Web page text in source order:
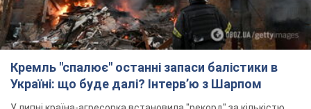
Кремль "спалює" останні запаси балістики в
Україні: що буде далі? Інтерв’ю з Шарпом